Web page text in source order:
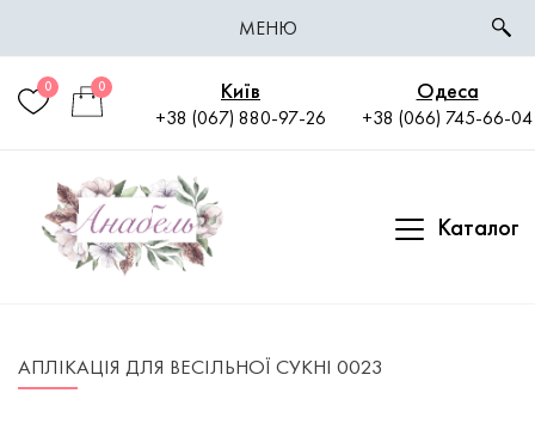
МЕНЮ
Київ
+38 (067) 880-97-26
Одеса
+38 (066) 745-66-04
0 0
Каталог
АПЛІКАЦІЯ ДЛЯ ВЕСІЛЬНОЇ СУКНІ 0023